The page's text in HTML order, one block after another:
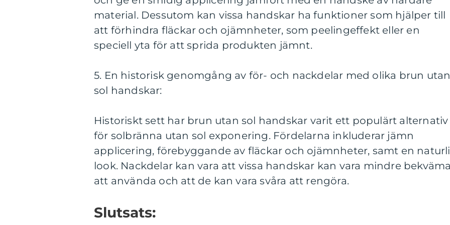
material. Dessutom kan vissa handskar ha funktioner som hjälper till
att förhindra fläckar och ojämnheter, som peelingeffekt eller en
speciell yta för att sprida produkten jämnt.
5. En historisk genomgång av för- och nackdelar med olika brun utan
sol handskar:
Historiskt sett har brun utan sol handskar varit ett populärt alternativ
för solbränna utan sol exponering. Fördelarna inkluderar jämn
applicering, förebyggande av fläckar och ojämnheter, samt en
look. Nackdelar kan vara att vissa handskar kan vara mindre bekväma
att använda och att de kan vara svåra att rengöra.
Slutsats: